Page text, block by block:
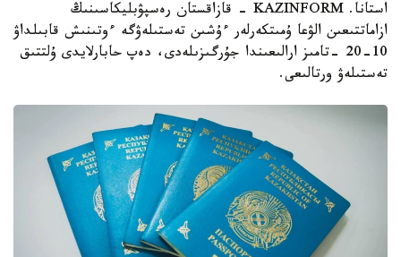
استانا. KAZINFORM - قازاقستان رەسپۋبليكاسىنىڭ
ازاماتتىعىن الۋعا ۇمىتكەرلەر ءۇشىن تەستىلەۋگە ءوتىنىش قابىلداۋ
10-20 -تامىز ارالىعىندا جۇرگىزىلەدى، دەپ حابارلايدى ۇلتتىق
تەستىلەۋ ورتالىعى.